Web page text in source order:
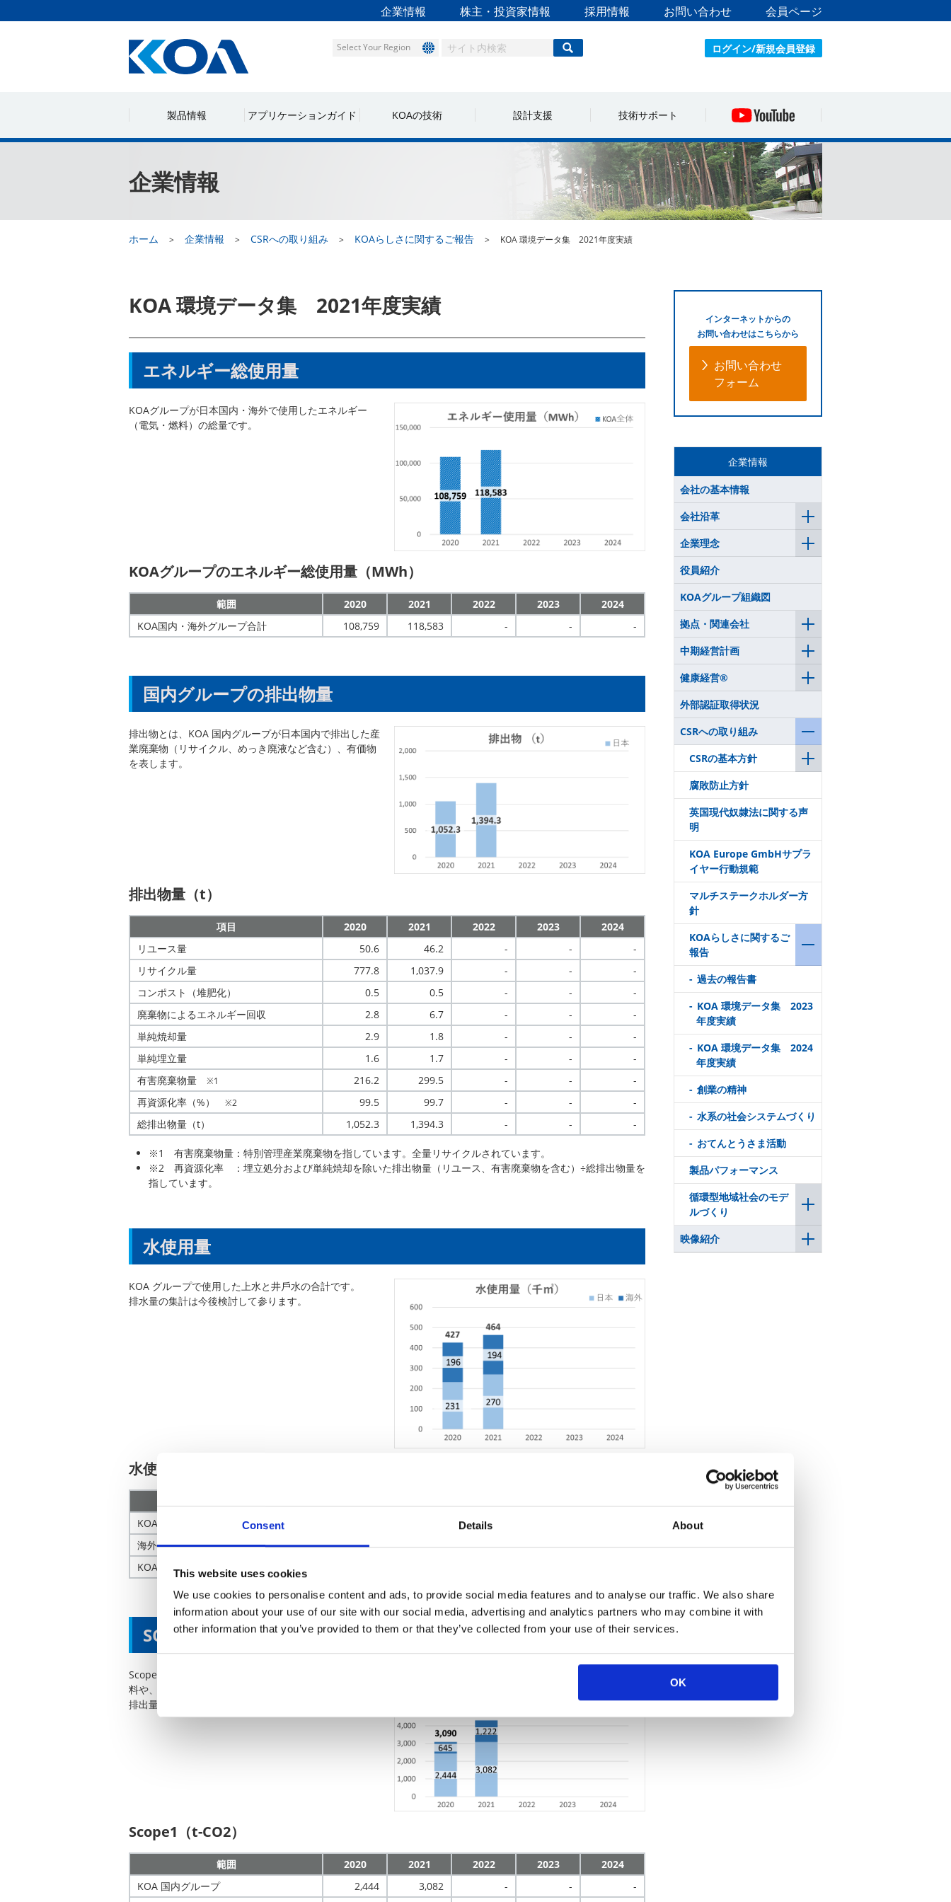
Consent Details About
This website uses cookies
We use cookies to personalise content and ads, to provide social media features and to analyse our traffic. We also share
information about your use of our site with our social media, advertising and analytics partners who may combine it with
other information that you’ve provided to them or that they’ve collected from your use of their services.
OK
企業情報 株主・投資家情報 採用情報 お問い合わせ 会員ページ
ログイン/新規会員登録
Select Your Region
製品情報 アプリケーションガイド KOAの技術 設計支援 技術サポート
企業情報
ホーム 企業情報 CSRへの取り組み KOAらしさに関するご報告 KOA 環境データ集 2021年度実績
KOA 環境データ集 2021年度実績
エネルギー総使用量
KOAグループが⽇本国内・海外で使⽤したエネルギー
（電気・燃料）の総量です。
KOAグループのエネルギー総使用量（MWh）
範囲 2020 2021 2022 2023
2024
KOA国内・海外グループ合計
108,759 118,583 - - -
国内グループの排出物量
排出物とは、KOA 国内グループが⽇本国内で排出した産
業廃棄物（リサイクル、めっき廃液など含む）、有価物
を表します。
排出物量（t）
項目 2020 2021 2022 2023
2024
リユース量
50.6 46.2 - -
-
リサイクル量
777.8 1,037.9 - -
-
コンポスト（堆肥化）
0.5 0.5 - -
-
廃棄物によるエネルギー回収
2.8 6.7 - -
-
単純焼却量
2.9 1.8 - -
-
単純埋立量
1.6 1.7 - -
-
有害廃棄物量
※1 216.2 299.5 - -
-
再資源化率（%）
※2 99.5 99.7 - -
-
総排出物量（t）
1,052.3 1,394.3 - - -
※1 有害廃棄物量：特別管理産業廃棄物を指しています。全量リサイクルされています。
※2 再資源化率 ：埋立処分および単純焼却を除いた排出物量（リユース、有害廃棄物を含む）÷総排出物量を
指しています。
⽔使⽤量
KOA グループで使⽤した上⽔と井⼾⽔の合計です。
排⽔量の集計は今後検討して参ります。
⽔使⽤量（千㎥）
KOA 国内グループ
海外グループ
196 194 - -
-
KOA国内・海外グループ 合計
SCOPE1
Scope1（スコープ1）とは、KOA グループで使⽤した燃
料や、⼯業プロセスから直接排出される温室効果ガスの
排出量です。主に重油、LPG、天然ガスなどです。
Scope1（t-CO2）
範囲 2020 2021 2022 2023
2024
KOA 国内グループ
2,444 3,082 - -
-
インターネットからの
お問い合わせはこちらから
お問い合わせ
フォーム
企業情報
会社の基本情報
会社沿革
企業理念
役員紹介
KOAグループ組織図
拠点・関連会社
中期経営計画
健康経営®
外部認証取得状況
CSRへの取り組み
CSRの基本方針
腐敗防止方針
英国現代奴隷法に関する声
明
KOA Europe GmbHサプラ
イヤー行動規範
マルチステークホルダー方
針
KOAらしさに関するご
報告
過去の報告書
KOA 環境データ集 2023
年度実績
KOA 環境データ集 2024
年度実績
創業の精神
水系の社会システムづくり
おてんとうさま活動
製品パフォーマンス
循環型地域社会のモデ
ルづくり
映像紹介